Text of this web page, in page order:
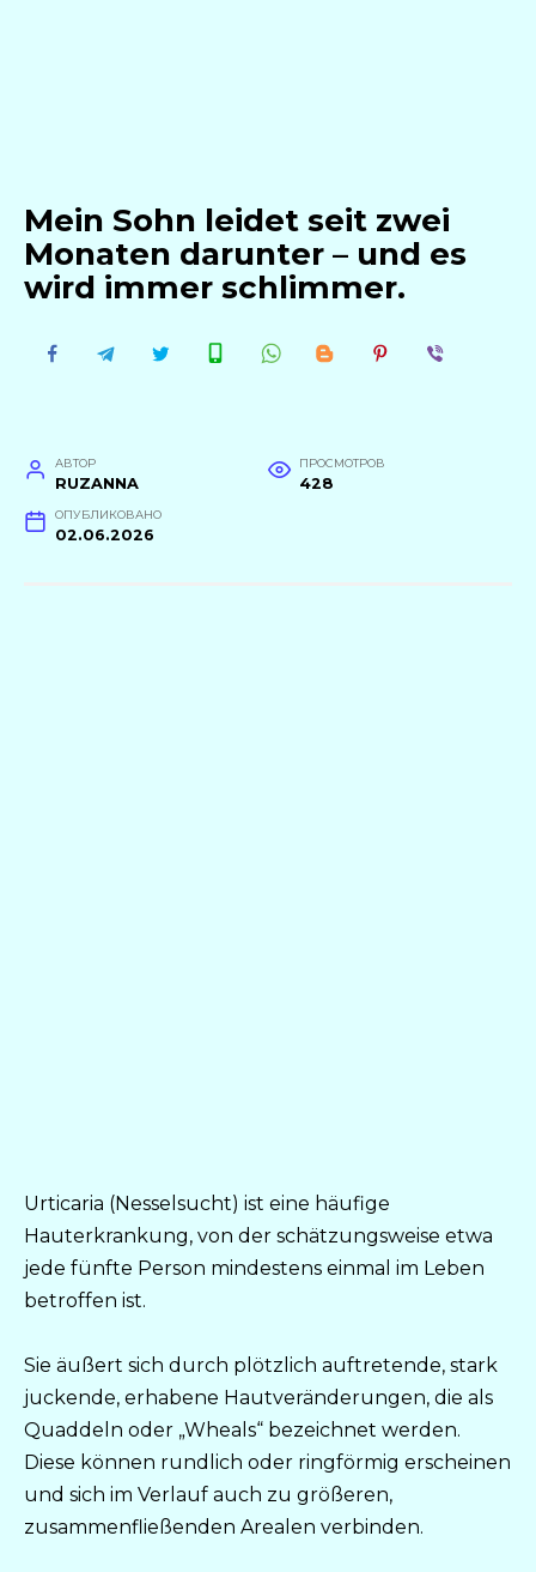
Mein Sohn leidet seit zwei
Monaten darunter – und es
wird immer schlimmer.
АВТОР
RUZANNA
ПРОСМОТРОВ
428
ОПУБЛИКОВАНО
02.06.2026
Urticaria (Nesselsucht) ist eine häufige
Hauterkrankung, von der schätzungsweise etwa
jede fünfte Person mindestens einmal im Leben
betroffen ist.
Sie äußert sich durch plötzlich auftretende, stark
juckende, erhabene Hautveränderungen, die als
Quaddeln oder „Wheals“ bezeichnet werden.
Diese können rundlich oder ringförmig erscheinen
und sich im Verlauf auch zu größeren,
zusammenfließenden Arealen verbinden.